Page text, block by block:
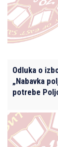
Odluka o
„Nabavka
potrebe